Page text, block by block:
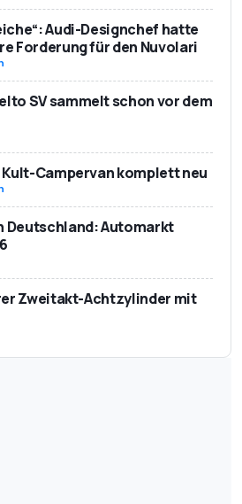
Audi-Designchef hatte
Forderung für den Nuvolari
SV sammelt schon vor dem
Campervan komplett neu
Deutschland: Automarkt
Zweitakt-Achtzylinder mit